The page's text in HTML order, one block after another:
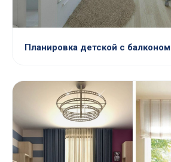
Планировка детской с балконом